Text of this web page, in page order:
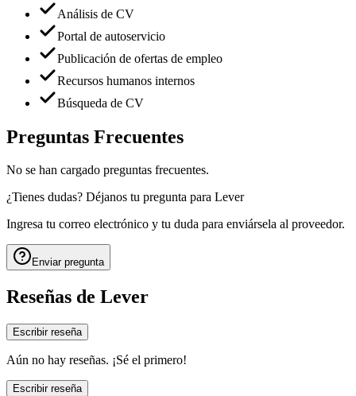
Análisis de CV
Portal de autoservicio
Publicación de ofertas de empleo
Recursos humanos internos
Búsqueda de CV
Preguntas Frecuentes
No se han cargado preguntas frecuentes.
¿Tienes dudas? Déjanos tu pregunta para Lever
Ingresa tu correo electrónico y tu duda para enviársela al proveedor.
Enviar pregunta
Reseñas de Lever
Escribir reseña
Aún no hay reseñas. ¡Sé el primero!
Escribir reseña